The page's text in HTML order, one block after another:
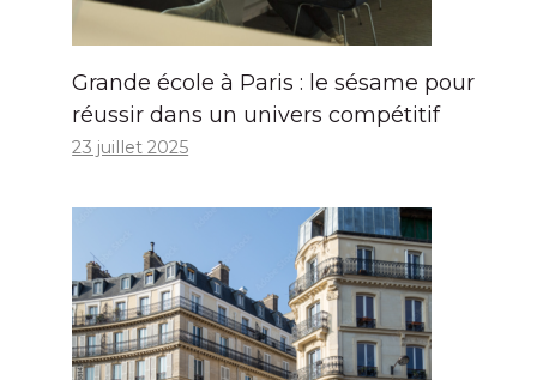
Grande école à Paris : le sésame pour
réussir dans un univers compétitif
23 juillet 2025